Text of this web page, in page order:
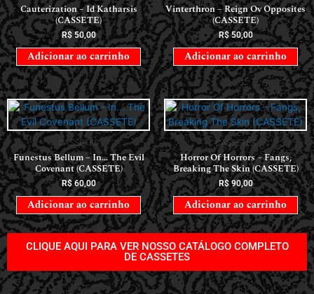
Cauterization – Id Katharsis
(CASSETE)
R$50,00
Adicionar ao carrinho
Vinterthron – Reign Ov Opposites
(CASSETE)
R$50,00
Adicionar ao carrinho
CASSETES
Funestus Bellum – In… The Evil
Covenant (CASSETE)
R$60,00
Adicionar ao carrinho
CASSETES
Horror Of Horrors ‎– Fangs,
Breaking The Skin (CASSETE)
R$90,00
Adicionar ao carrinho
CLIQUE AQUI PARA VER NOSSO CATÁLOGO COMPLETO
DE CASSETES